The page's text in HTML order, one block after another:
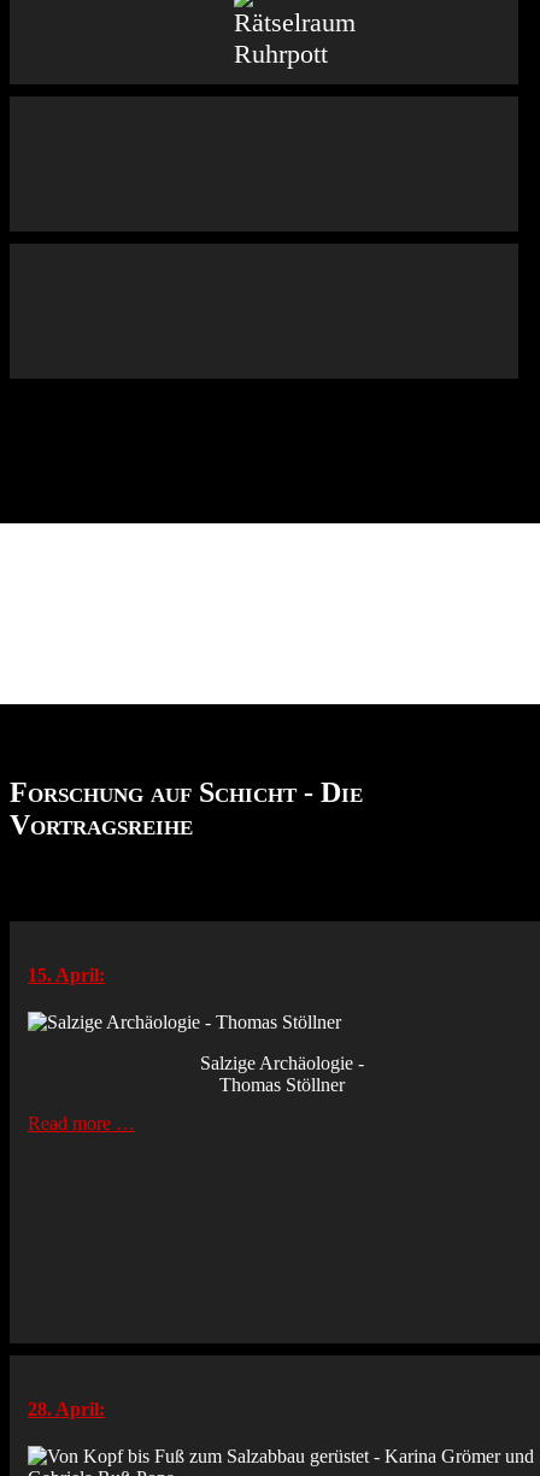
Forschung auf Schicht - Die
Vortragsreihe
15. April:
Salzige Archäologie -
Thomas Stöllner
Read more …
28. April: